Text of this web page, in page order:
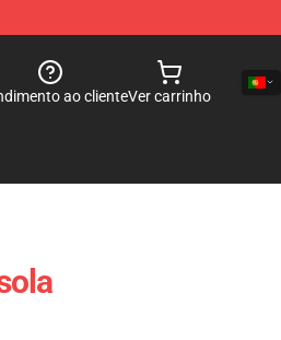
ao clienteVer carrinho